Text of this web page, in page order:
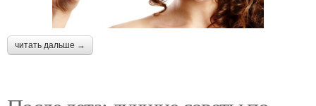
читать дальше →